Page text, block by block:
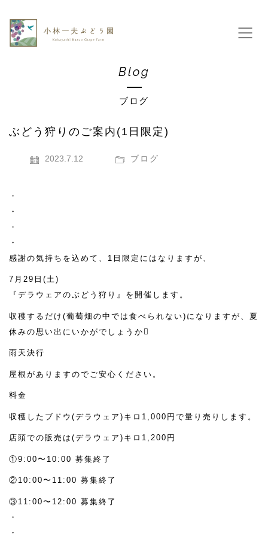
Blog
ブログ
ぶどう狩りのご案内(1日限定)
2023.7.12 ブログ
・
・
・
・
感謝の気持ちを込めて、1日限定にはなりますが、
7月29日(土)
『デラウェアのぶどう狩り』を開催します。
収穫するだけ(葡萄畑の中では食べられない)になりますが、夏
休みの思い出にいかがでしょうか
雨天決行
屋根がありますのでご安心ください。
料金
収穫したブドウ(デラウェア)キロ1,000円で量り売りします。
店頭での販売は(デラウェア)キロ1,200円
①9:00〜10:00 募集終了
②10:00〜11:00 募集終了
③11:00〜12:00 募集終了
・
・